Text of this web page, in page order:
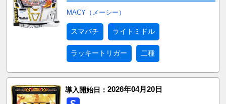
MACY（メーシー）
スマパチ ライトミドル
ラッキートリガー 二種
導入開始日： 2026年04月20日